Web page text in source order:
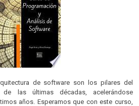
de software son los pilares del
de las últimas décadas, acelerándose
años. Esperamos que con este curso,